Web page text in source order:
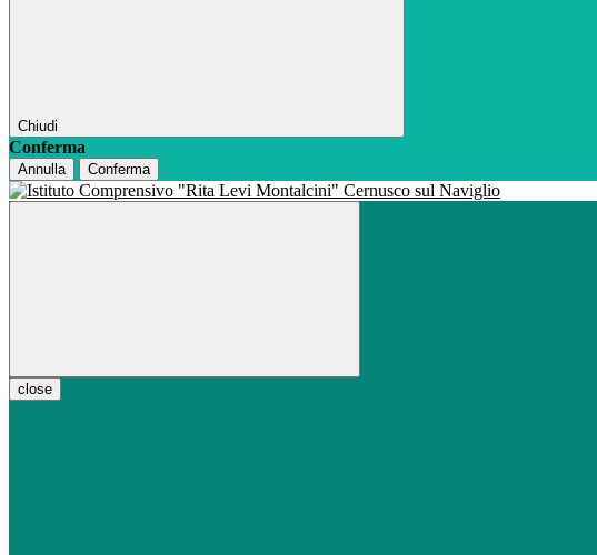
Chiudi
Conferma
Annulla Conferma
close